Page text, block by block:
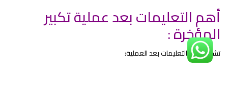
أهم التعليمات بعد عملية تكبير
المؤخرة :
تشمل أهم التعليمات بعد العملية: